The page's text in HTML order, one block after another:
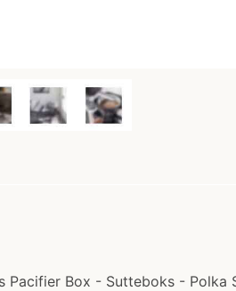
Pacifier Box - Sutteboks -